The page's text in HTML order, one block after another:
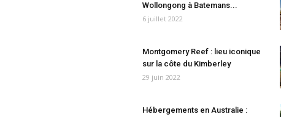
Wollongong à Batemans...
6 juillet 2022
Montgomery Reef : lieu iconique
sur la côte du Kimberley
29 juin 2022
Hébergements en Australie :